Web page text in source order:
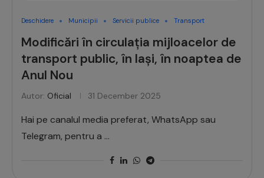
Deschidere Municipii Servicii publice Transport
Modificări în circulația mijloacelor de
transport public, în Iași, în noaptea de
Anul Nou
Autor: Oficial 31 December 2025
Hai pe canalul media preferat, WhatsApp sau
Telegram, pentru a …